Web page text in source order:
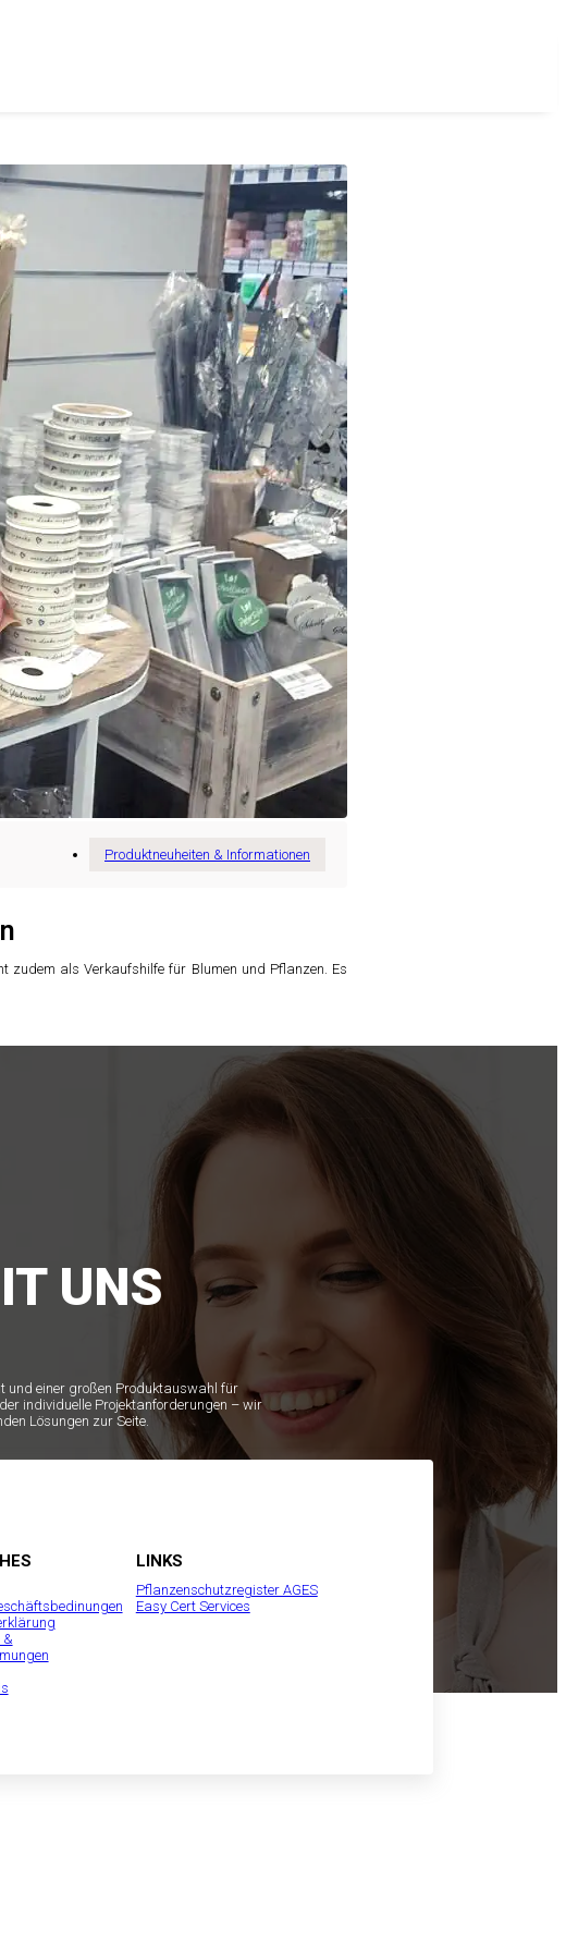
Login Registrieren B2B-Shop
Produktneuheiten & Informationen
zudem als Verkaufshilfe für Blumen und Pflanzen. Es
UNS
und einer großen Produktauswahl für
individuelle Projektanforderungen – wir
Lösungen zur Seite.
&
LINKS
Pflanzenschutzregister AGES
Easy Cert Services